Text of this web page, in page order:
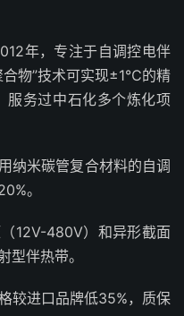
年，专注于自调控电伴
合物”技术可实现±1℃的精
服务过中石化多个炼化项
纳米碳管复合材料的自调
。
12V-480V）和异形截面
型伴热带。
较进口品牌低35%，质保